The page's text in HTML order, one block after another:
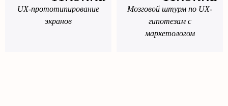
UX-прототипирование
экранов
Мозговой штурм по UX-
гипотезам с
маркетологом